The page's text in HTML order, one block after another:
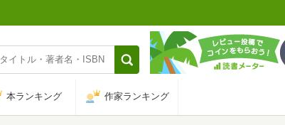
本ランキング 作家ランキング